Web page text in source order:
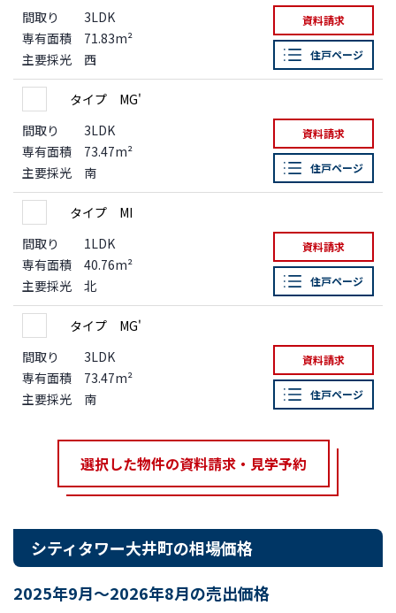
間取り
3LDK
専有面積
71.83m²
主要採光
西
資料請求
住戸ページ
タイプ MG'
間取り
3LDK
専有面積
73.47m²
主要採光
南
資料請求
住戸ページ
タイプ MI
間取り
1LDK
専有面積
40.76m²
主要採光
北
資料請求
住戸ページ
タイプ MG'
間取り
3LDK
専有面積
73.47m²
主要採光
南
資料請求
住戸ページ
選択した物件の資料請求・見学予約
シティタワー大井町の相場価格
2025年9月～2026年8月の売出価格